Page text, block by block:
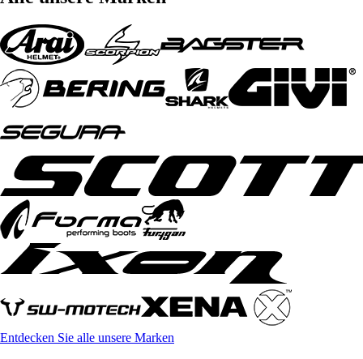
Entdecken Sie alle unsere Marken